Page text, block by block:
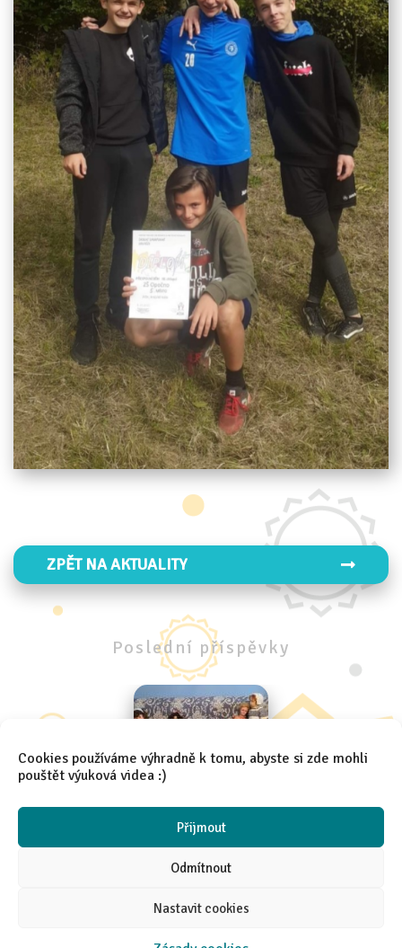
Cookies používáme výhradně k tomu, abyste si zde mohli
pouštět výuková videa :)
Přijmout
Odmítnout
Nastavit cookies
ZPĚT NA AKTUALITY
Poslední příspěvky
2021 │Aneta Španielová